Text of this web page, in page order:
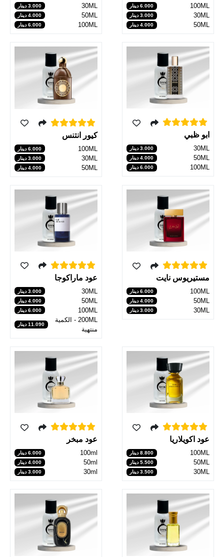
100ML 6.000 دينار
30ML 3.000 دينار
50ML 4.000 دينار
30ML 3.000 دينار
50ML 4.000 دينار
100ML 6.000 دينار
ابو ظبي
30ML 3.000 دينار
50ML 4.000 دينار
100ML 6.000 دينار
كيور انتنس
100ML 6.000 دينار
30ML 3.000 دينار
50ML 4.000 دينار
مستيريوس نايت
100ML 6.000 دينار
50ML 4.000 دينار
30ML 3.000 دينار
عود ماراكوجا
30ML 3.000 دينار
50ML 4.000 دينار
100ML 6.000 دينار
200ML - الكمية
منتهية
11.090 دينار
عود اكويلاريا
100ML 8.800 دينار
50ML 5.500 دينار
30ML 3.500 دينار
عود مبخر
100ml 6.000 دينار
50ml 4.000 دينار
30ml 3.000 دينار